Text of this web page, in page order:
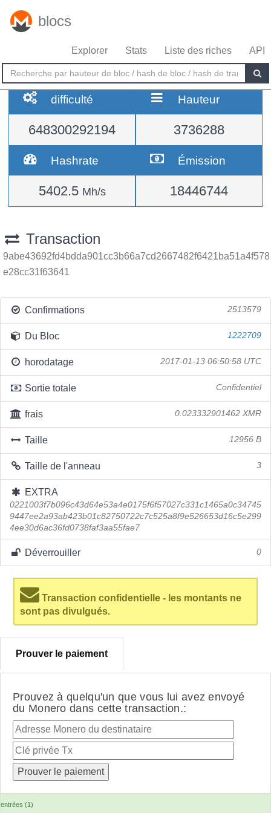
blocs
Explorer Stats Liste des riches API
difficulté
648300292194
Hauteur
3736288
Hashrate
5402.5 Mh/s
Émission
18446744
Transaction
9abe43692fd4bdda901cc3b66a7cd2667482f6421ba51a4f578
e28cc31f63641
Confirmations 2513579
Du Bloc 1222709
horodatage 2017-01-13 06:50:58 UTC
Sortie totale Confidentiel
frais 0.023332901462 XMR
Taille 12956 B
Taille de l'anneau 3
EXTRA
0221003f7b096c43d64e53a4e0175f6f57027c331c1465a0c34745
9447ee2a93ab423b01c82750722c7c525a8f9e526653d16c5e299
4ee30d6ac36fd0738faf3aa55fae7
Déverrouiller 0
Transaction confidentielle - les montants ne
sont pas divulgués.
Prouver le paiement
Prouvez à quelqu'un que vous lui avez envoyé
du Monero dans cette transaction.:
entrées (1)